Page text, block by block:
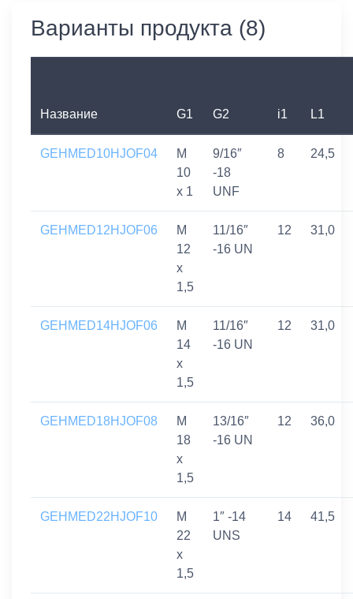
Варианты продукта (8)
Название G1 G2 i1 L1
GEHMED10HJOF04
M
10
x 1
9/16″
-18
UNF
8 24,5
GEHMED12HJOF06
M
12
x
1,5
11/16″
-16 UN
12 31,0
GEHMED14HJOF06
M
14
x
1,5
11/16″
-16 UN
12 31,0
GEHMED18HJOF08
M
18
x
1,5
13/16″
-16 UN
12 36,0
GEHMED22HJOF10
M
22
x
1,5
1″ -14
UNS
14 41,5